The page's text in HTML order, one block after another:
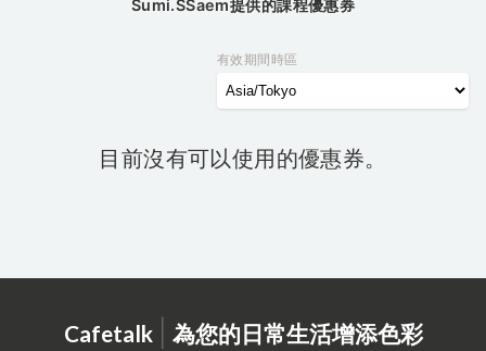
Sumi.SSaem提供的課程優惠券
有效期間時區
目前沒有可以使用的優惠券。
Cafetalk | 為您的日常生活增添色彩